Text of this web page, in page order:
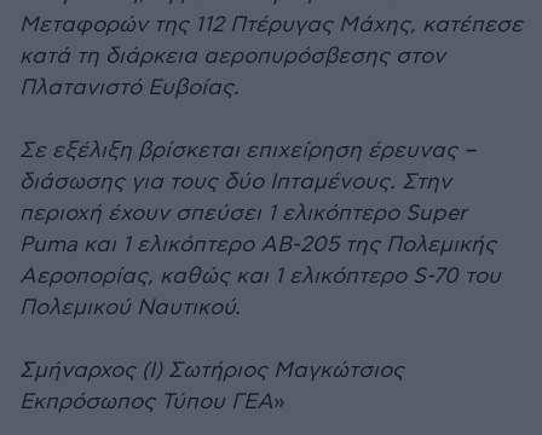
Μεταφορών της 112 Πτέρυγας Μάχης, κατέπεσε
κατά τη διάρκεια αεροπυρόσβεσης στον
Πλατανιστό Ευβοίας.
Σε εξέλιξη βρίσκεται επιχείρηση έρευνας –
διάσωσης για τους δύο Ιπταμένους. Στην
περιοχή έχουν σπεύσει 1 ελικόπτερο Super
Puma και 1 ελικόπτερο ΑΒ-205 της Πολεμικής
Αεροπορίας, καθώς και 1 ελικόπτερο S-70 του
Πολεμικού Ναυτικού.
Σμήναρχος (Ι) Σωτήριος Μαγκώτσιος
Εκπρόσωπος Τύπου ΓΕΑ»